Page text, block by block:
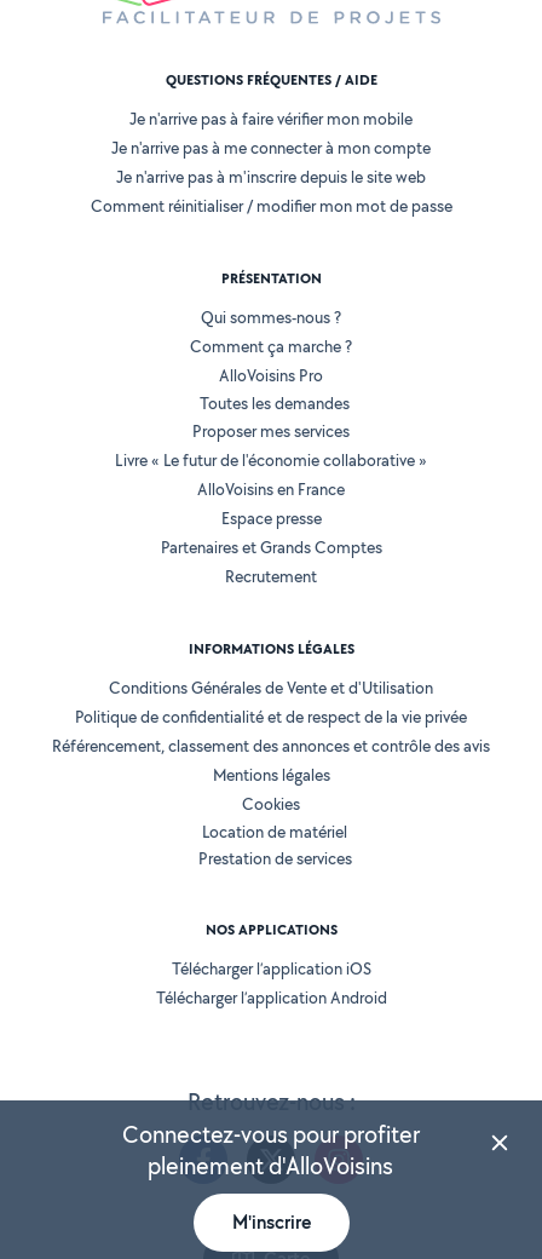
Retrouvez-nous :
QUESTIONS FRÉQUENTES / AIDE
Je n'arrive pas à faire vérifier mon mobile
Je n'arrive pas à me connecter à mon compte
Je n'arrive pas à m'inscrire depuis le site web
Comment réinitialiser / modifier mon mot de passe
PRÉSENTATION
Qui sommes-nous ?
Comment ça marche ?
AlloVoisins Pro
Toutes les demandes
Proposer mes services
Livre « Le futur de l'économie collaborative »
AlloVoisins en France
Espace presse
Partenaires et Grands Comptes
Recrutement
INFORMATIONS LÉGALES
Conditions Générales de Vente et d'Utilisation
Politique de confidentialité et de respect de la vie privée
Référencement, classement des annonces et contrôle des avis
Mentions légales
Cookies
Location de matériel
Prestation de services
NOS APPLICATIONS
Télécharger l’application iOS
Télécharger l’application Android
Connectez-vous pour profiter
pleinement d'AlloVoisins
M'inscrire